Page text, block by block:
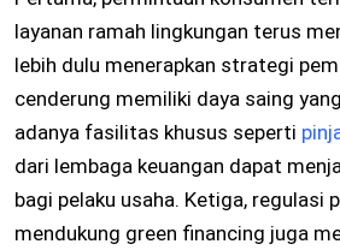
layanan ramah lingkungan terus
lebih dulu menerapkan strategi
cenderung memiliki daya saing
adanya fasilitas khusus seperti
dari lembaga keuangan dapat
bagi pelaku usaha. Ketiga, regulasi
mendukung green financing juga